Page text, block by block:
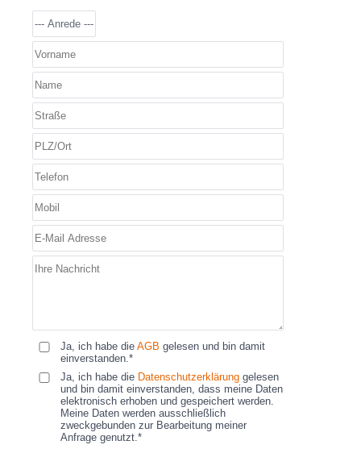
Ja, ich habe die AGB gelesen und bin damit
einverstanden.*
Ja, ich habe die Datenschutzerklärung gelesen
und bin damit einverstanden, dass meine Daten
elektronisch erhoben und gespeichert werden.
Meine Daten werden ausschließlich
zweckgebunden zur Bearbeitung meiner
Anfrage genutzt.*